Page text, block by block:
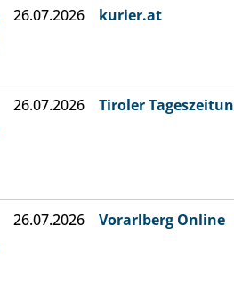
26.07.2026 kurier.at
26.07.2026 Tiroler
26.07.2026 Vorarlberg Online